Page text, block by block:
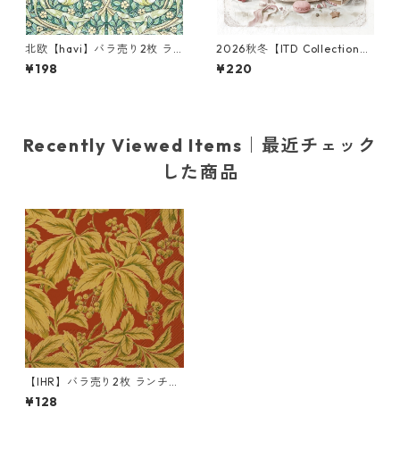
北欧【havi】バラ売り2枚 ラ
ンチサイズ ペーパーナプキン
Pimpernel グリーン William
¥198
2026秋冬【ITD Collection】
ミニサイズ ライスペーパー RS
M3012 デコパージュ
¥220
Recently Viewed Items｜最近チェック
した商品
【IHR】バラ売り2枚 ランチサ
イズ ペーパーナプキン WOO
¥128